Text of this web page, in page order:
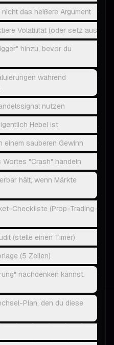
das heißere Argument
Volatilität (oder setz aus)
hinzu, bevor du
während
nutzen
Hebel ist
einem sauberen Gewinn
"Crash" handeln
hält, wenn Märkte
Checkliste (Prop-Trading-
(stelle einen Timer)
(5 Zeilen)
nachdenken kannst,
Plan, den du diese